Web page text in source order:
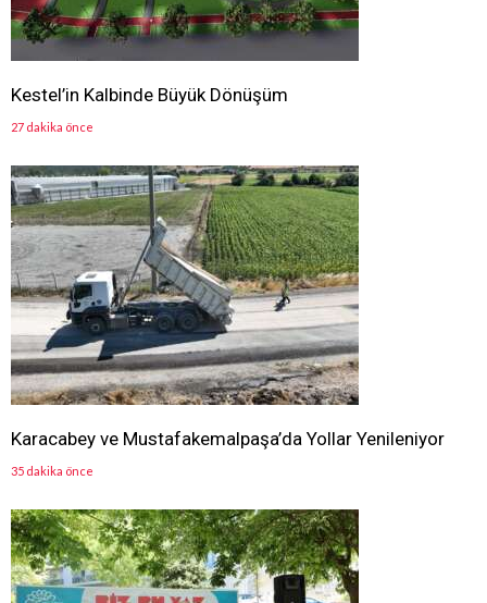
Kestel’in Kalbinde Büyük Dönüşüm
27 dakika önce
Karacabey ve Mustafakemalpaşa’da Yollar Yenileniyor
35 dakika önce